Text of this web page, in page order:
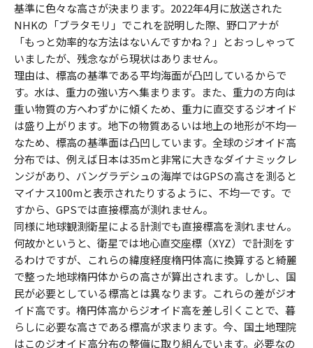
基準に色々な高さが決まります。2022年4月に放送された
NHKの「ブラタモリ」でこれを説明した際、野口アナが
「もっと効率的な方法はないんですかね？」とおっしゃって
いましたが、残念ながら現状はありません。
理由は、標高の基準である平均海面が凸凹しているからで
す。水は、重力の強い方へ集まります。また、重力の方向は
重い物質の方へわずかに傾くため、重力に直交するジオイド
は盛り上がります。地下の物質あるいは地上の地形が不均一
なため、標高の基準面は凸凹しています。全球のジオイド高
分布では、例えば日本は35mと非常に大きなダイナミックレ
ンジがあり、バングラデシュの海岸ではGPSの高さを測ると
マイナス100mと表示されたりするように、不均一です。で
すから、GPSでは直接標高が測れません。
同様に地球観測衛星による計測でも直接標高を測れません。
何故かというと、衛星では地心直交座標（XYZ）で計測をす
るわけですが、これらの緯度経度楕円体高に換算すると綺麗
で整った地球楕円体からの高さが算出されます。しかし、国
民が必要としている標高とは異なります。これらの差がジオ
イド高です。楕円体高からジオイド高を差し引くことで、暮
らしに必要な高さである標高が求まります。今、国土地理院
はこのジオイド高分布の整備に取り組んでいます。必要なの